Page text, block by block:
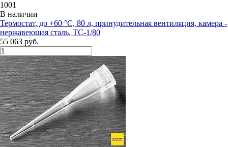
1001
В наличии
Термостат, до +60 °С, 80 л, принудительная вентиляция, камера -
нержавеющая сталь, ТС-1/80
55 063 руб.